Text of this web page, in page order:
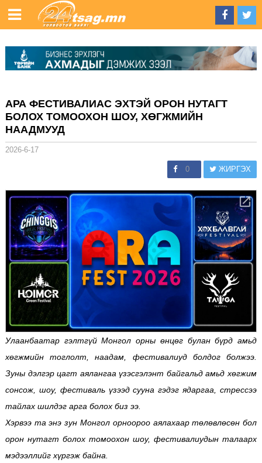
АРА ФЕСТИВАЛИАС ЭХТЭЙ ОРОН НУТАГТ
БОЛОХ ТОМООХОН ШОУ, ХӨГЖМИЙН
НААДМУУД
2026-6-17
0 ЖИРГЭХ
Улаанбаатар гэлтгүй Монгол орны өнцөг булан бүрд амьд
хөгжмийн тоглолт, наадам, фестивалиуд болдогболжээ.
Зуны дэлгэр цагт аялангаа үзэсгэлэнт байгальд амьд хөгжим
сонсож, шоу, фестиваль үзээд сууна гэдэг ядаргаа, стрессээ
тайлах шилдэг арга болох биз ээ.
Хэрвээ та энэ зун Монгол орноороо аялахаар төлөвлөсөн бол
орон нутагт болох томоохон шоу, фестивалиудын талаарх
мэдээллийг хүргэж байна.